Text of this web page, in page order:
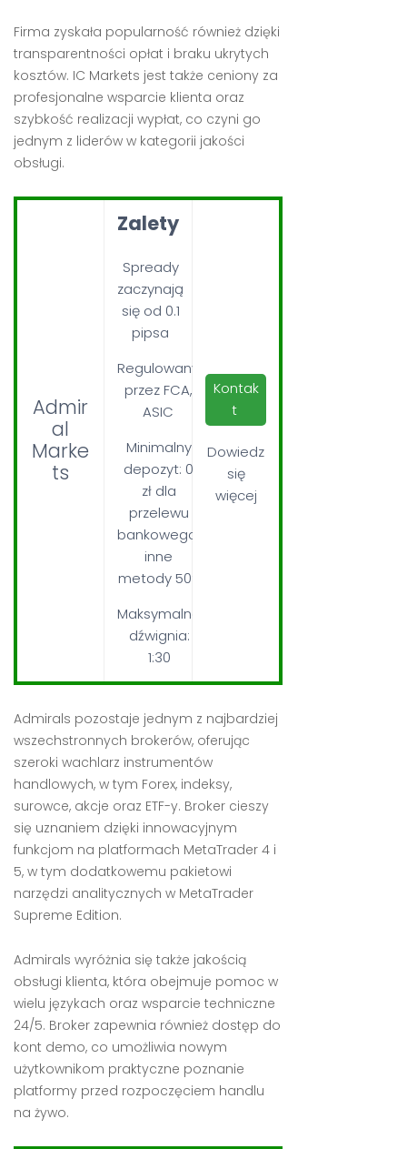
Firma zyskała popularność również dzięki
transparentności opłat i braku ukrytych
kosztów. IC Markets jest także ceniony za
profesjonalne wsparcie klienta oraz
szybkość realizacji wypłat, co czyni go
jednym z liderów w kategorii jakości
obsługi.
Admir
al
Marke
ts
Zalety
Spready
zaczynają
się od 0.1
pipsa
Regulowany
przez FCA,
ASIC
Minimalny
depozyt: 0
zł dla
przelewu
bankowego,
inne
metody 50$
Maksymalna
dźwignia:
1:30
Kontak
t
Dowiedz
się
więcej
Admirals pozostaje jednym z najbardziej
wszechstronnych brokerów, oferując
szeroki wachlarz instrumentów
handlowych, w tym Forex, indeksy,
surowce, akcje oraz ETF-y. Broker cieszy
się uznaniem dzięki innowacyjnym
funkcjom na platformach MetaTrader 4 i
5, w tym dodatkowemu pakietowi
narzędzi analitycznych w MetaTrader
Supreme Edition.
Admirals wyróżnia się także jakością
obsługi klienta, która obejmuje pomoc w
wielu językach oraz wsparcie techniczne
24/5. Broker zapewnia również dostęp do
kont demo, co umożliwia nowym
użytkownikom praktyczne poznanie
platformy przed rozpoczęciem handlu
na żywo.